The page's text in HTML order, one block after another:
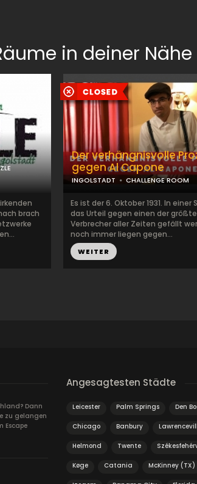
in deiner Nähe
brach
Der verhängnisvolle
gegen Al Capone
INGOLSTADT CHALLENGE ROOM
Es ist der 6. Oktober 1931. In einer
das Urteil gegen einen der
Verbrecher aller Zeiten gefällt
noch immer liegen gegen...
WEITER
Dann
zu gelangen
Escape
Angesagtesten Städte
Leicester Palm Springs Den
Chicago Banbury
Helmond Twente
Køge Catania McKinney (TX)